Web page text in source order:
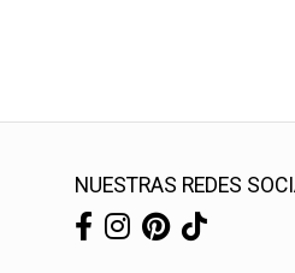
NUESTRAS REDES